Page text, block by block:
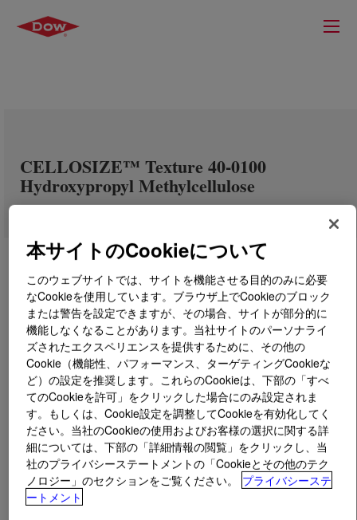
CELLOSIZE™ Texture 40-0100
Hydroxypropyl Methylcellulose
とはCELLOSIZE™ Texture 40-0100 Hydroxypropyl
Methylcellulose?
本サイトのCookieについて
このウェブサイトでは、サイトを機能させる目的のみに必要
なCookieを使用しています。ブラウザ上でCookieのブロック
または警告を設定できますが、その場合、サイトが部分的に
機能しなくなることがあります。当社サイトのパーソナライ
ズされたエクスペリエンスを提供するために、その他の
Cookie（機能性、パフォーマンス、ターゲティングCookieな
ど）の設定を推奨します。これらのCookieは、下部の「すべ
てのCookieを許可」をクリックした場合にのみ設定されま
す。もしくは、Cookie設定を調整してCookieを有効化してく
ださい。当社のCookieの使用およびお客様の選択に関する詳
細については、下部の「詳細情報の閲覧」をクリックし、当
社のプライバシーステートメントの「Cookieとその他のテク
ノロジー」のセクションをご覧ください。
プライバシーステ
ートメント